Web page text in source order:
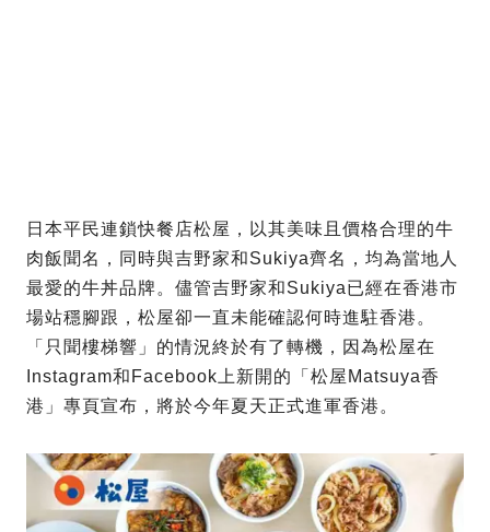
日本平民連鎖快餐店松屋，以其美味且價格合理的牛
肉飯聞名，同時與吉野家和Sukiya齊名，均為當地人
最愛的牛丼品牌。儘管吉野家和Sukiya已經在香港市
場站穩腳跟，松屋卻一直未能確認何時進駐香港。
「只聞樓梯響」的情況終於有了轉機，因為松屋在
Instagram和Facebook上新開的「松屋Matsuya香
港」專頁宣布，將於今年夏天正式進軍香港。